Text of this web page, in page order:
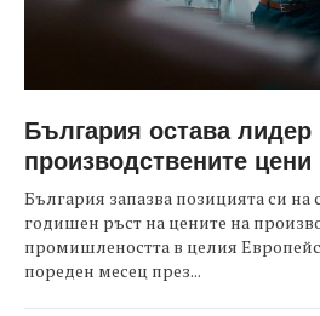
България остава
производствените
България запазва позицията си на
годишен ръст на цените на
промишлеността в целия
пореден месец през...